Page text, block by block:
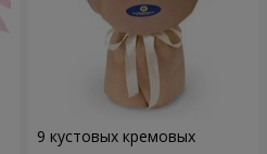
9 кустовых кремовых